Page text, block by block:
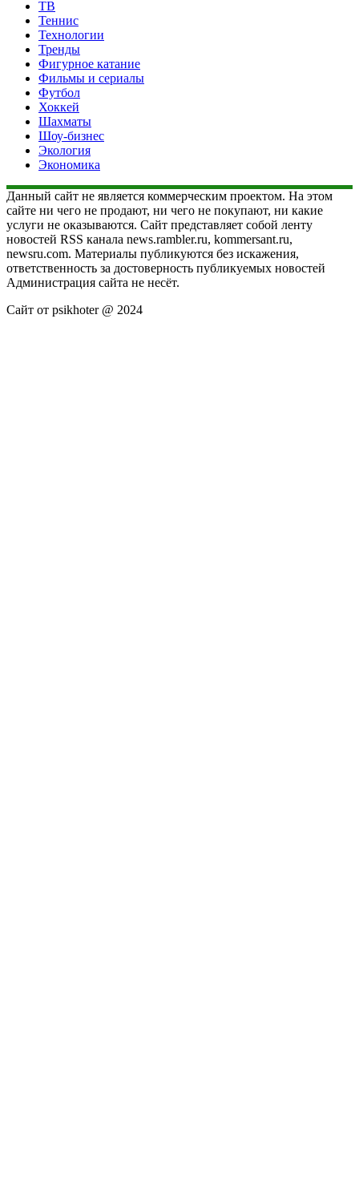
ТВ
Теннис
Технологии
Тренды
Фигурное катание
Фильмы и сериалы
Футбол
Хоккей
Шахматы
Шоу-бизнес
Экология
Экономика
Данный сайт не является коммерческим проектом. На этом
сайте ни чего не продают, ни чего не покупают, ни какие
услуги не оказываются. Сайт представляет собой ленту
новостей RSS канала news.rambler.ru, kommersant.ru,
newsru.com. Материалы публикуются без искажения,
ответственность за достоверность публикуемых новостей
Администрация сайта не несёт.
Сайт от psikhoter @ 2024